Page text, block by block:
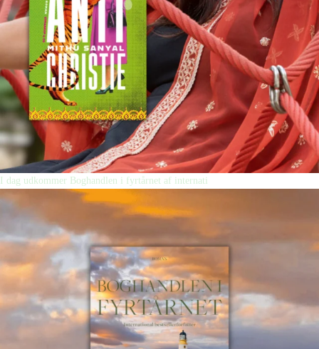
I dag udkommer Boghandlen i fyrtårnet af internati